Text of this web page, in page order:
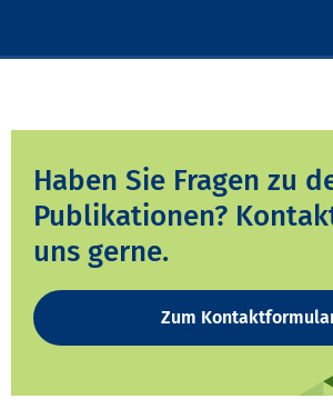
Haben Sie Fragen zu
Publikationen?
uns gerne.
Zum